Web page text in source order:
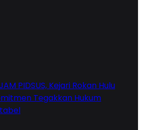
PIDSUS, Kejari Rokan Hulu
Tegakkan Hukum